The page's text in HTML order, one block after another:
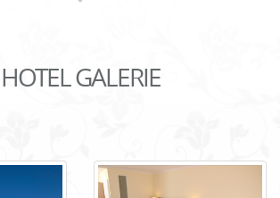
HOTEL GALERIE